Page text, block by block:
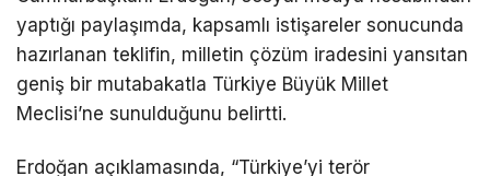
yaptığı paylaşımda, kapsamlı istişareler sonucunda
hazırlanan teklifin, milletin çözüm iradesini yansıtan
geniş bir mutabakatla Türkiye Büyük Millet
Meclisi’ne sunulduğunu belirtti.
Erdoğan açıklamasında, “Türkiye’yi terör